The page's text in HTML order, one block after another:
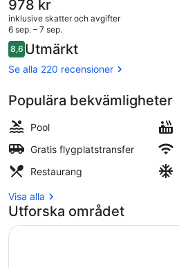
nuvarande
priset
är
978 kr
978 kr
inklusive skatter och avgifter
6 sep. – 7 sep.
Recensioner
8,68,6 av 10,
Utmärkt
Se alla 220 recensioner
Populära bekvämligheter
Pool
Gratis flygplatstransfer
Restaurang
Visa alla
Utforska området